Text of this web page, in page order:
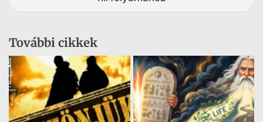
További cikkek